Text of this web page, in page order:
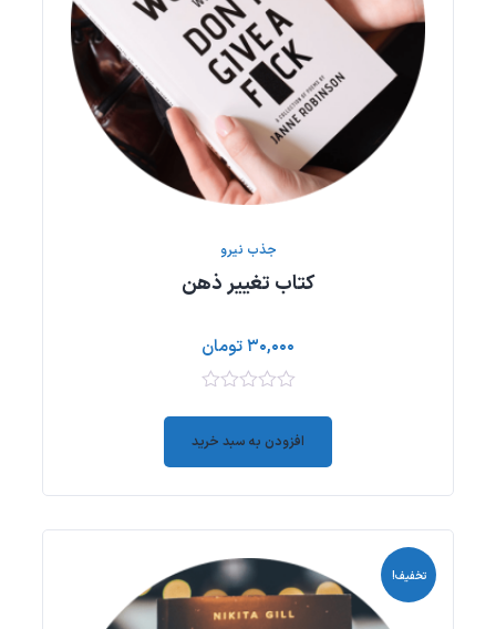
جذب نیرو
کتاب تغییر ذهن
۳۰,۰۰۰تومان
of
افزودن به سبد خرید
تخفیف!